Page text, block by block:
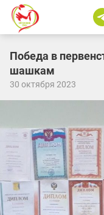
Победа в
шашкам
30 октября 2023